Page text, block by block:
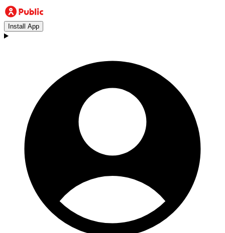
Install App